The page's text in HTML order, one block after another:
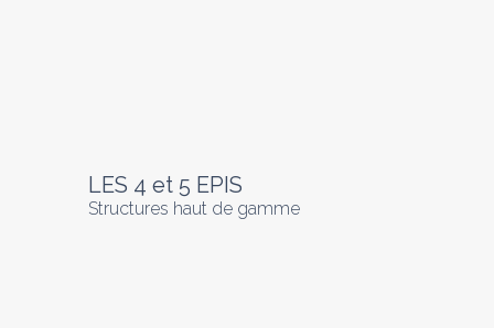
LES 4 et 5 EPIS
Structures haut de gamme